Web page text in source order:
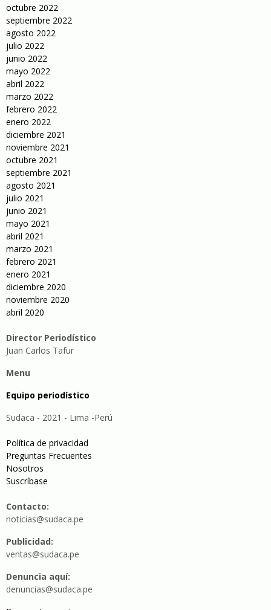
octubre 2022
septiembre 2022
agosto 2022
julio 2022
junio 2022
mayo 2022
abril 2022
marzo 2022
febrero 2022
enero 2022
diciembre 2021
noviembre 2021
octubre 2021
septiembre 2021
agosto 2021
julio 2021
junio 2021
mayo 2021
abril 2021
marzo 2021
febrero 2021
enero 2021
diciembre 2020
noviembre 2020
abril 2020
Director Periodístico
Juan Carlos Tafur
Menu
Equipo periodístico
Sudaca - 2021 - Lima -Perú
Política de privacidad
Preguntas Frecuentes
Nosotros
Suscríbase
Contacto:
noticias@sudaca.pe
Publicidad:
ventas@sudaca.pe
Denuncia aquí:
denuncias@sudaca.pe